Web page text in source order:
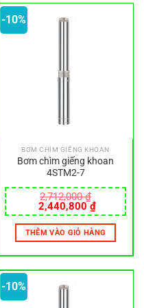
-10%
BƠM CHÌM GIẾNG KHOAN
Bơm chìm giếng khoan
4STM2-7
2,712,000₫
Giá
gốc
là:
2,712,000 ₫.
2,440,800 ₫Giá
hiện
tại
là:
THÊM VÀO GIỎ HÀNG
-10%